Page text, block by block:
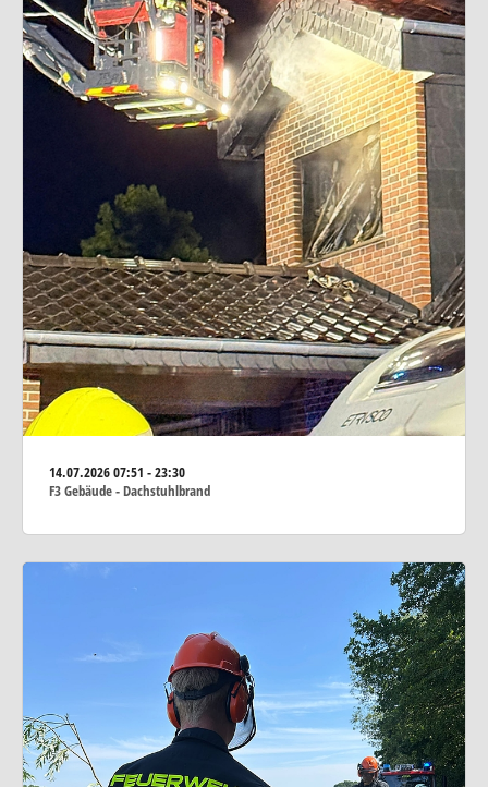
14.07.202607:51 - 23:30
F3 Gebäude - Dachstuhlbrand